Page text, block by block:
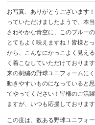
お写真、ありがとうございます
っていただけましたようで、本
さわやかな青空に、このブルー
とてもよく映えますね！皆様と
から、こんなにかっこよく見え
く着こなしていただけておりま
来の刺繍の野球ユニフォームに
動きやすいものになっていると
てやってください！皆様のご活
ますが、いつも応援しております
この度は、数ある野球ユニフォ